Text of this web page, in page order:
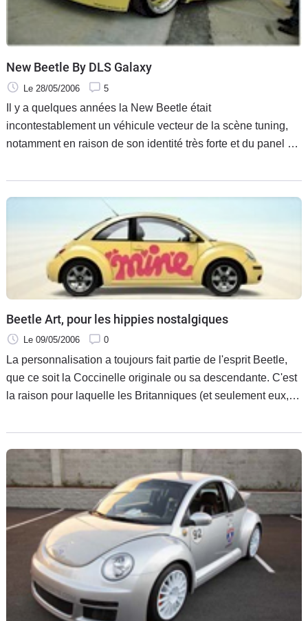
New Beetle By DLS Galaxy
Le 28/05/2006 5
Il y a quelques années la New Beetle était
incontestablement un véhicule vecteur de la scène tuning,
notamment en raison de son identité très forte et du panel de
Beetle Art, pour les hippies nostalgiques
Le 09/05/2006 0
La personnalisation a toujours fait partie de l'esprit Beetle,
que ce soit la Coccinelle originale ou sa descendante. C'est
la raison pour laquelle les Britanniques (et seulement eux,
gamme